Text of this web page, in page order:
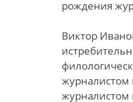
рождения
Виктор
журналистом
журналистом